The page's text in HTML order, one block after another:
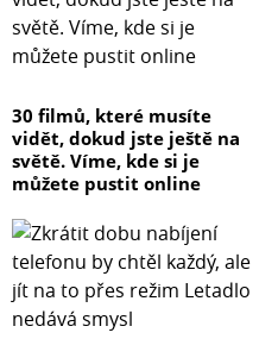
30 filmů, které musíte
vidět, dokud jste ještě na
světě. Víme, kde si je
můžete pustit online